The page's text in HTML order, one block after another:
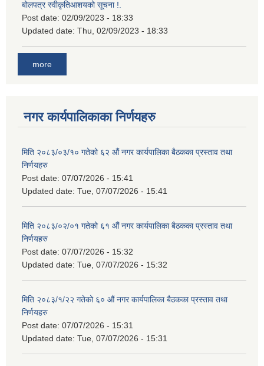
बोलपत्र स्वीकृतिआशयको सूचना !.
Post date: 02/09/2023 - 18:33
Updated date: Thu, 02/09/2023 - 18:33
more
नगर कार्यपालिकाका निर्णयहरु
मिति २०८३/०३/१० गतेको ६२ औं नगर कार्यपालिका बैठकका प्रस्ताव तथा
निर्णयहरु
Post date: 07/07/2026 - 15:41
Updated date: Tue, 07/07/2026 - 15:41
मिति २०८३/०२/०१ गतेको ६१ औं नगर कार्यपालिका बैठकका प्रस्ताव तथा
निर्णयहरु
Post date: 07/07/2026 - 15:32
Updated date: Tue, 07/07/2026 - 15:32
मिति २०८३/१/२२ गतेको ६० औं नगर कार्यपालिका बैठकका प्रस्ताव तथा
निर्णयहरु
Post date: 07/07/2026 - 15:31
Updated date: Tue, 07/07/2026 - 15:31